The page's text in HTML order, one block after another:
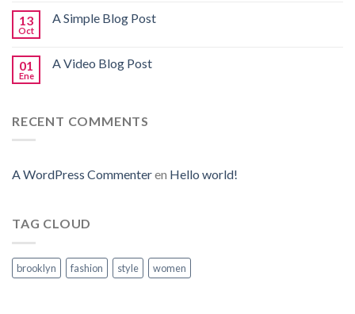
13
Oct
A Simple Blog Post
01
Ene
A Video Blog Post
RECENT COMMENTS
A WordPress Commenteren Hello world!
TAG CLOUD
brooklyn fashion style women